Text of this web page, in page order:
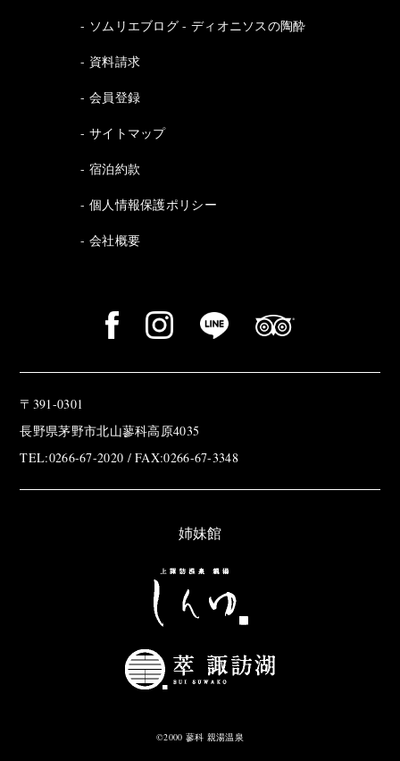
ソムリエブログ - ディオニソスの陶酔
資料請求
会員登録
サイトマップ
宿泊約款
個人情報保護ポリシー
会社概要
〒391-0301
長野県茅野市北山蓼科高原4035
TEL:0266-67-2020 / FAX:0266-67-3348
姉妹館
©2000 蓼科 親湯温泉